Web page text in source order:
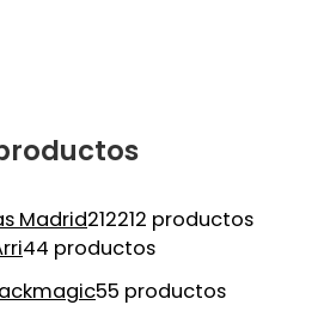
Madrid212212 productos
44 productos
55 productos